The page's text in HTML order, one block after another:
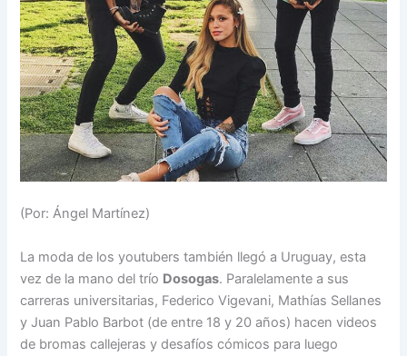
(Por: Ángel Martínez)
La moda de los youtubers también llegó a Uruguay, esta
vez de la mano del trío Dosogas. Paralelamente a sus
carreras universitarias, Federico Vigevani, Mathías Sellanes
y Juan Pablo Barbot (de entre 18 y 20 años) hacen videos
de bromas callejeras y desafíos cómicos para luego